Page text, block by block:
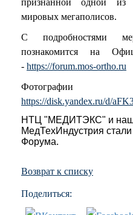
признанной одной из
мировых мегаполисов.
С подробностями
познакомится на
- https://forum.mos-ortho.ru
https://disk.yandex.ru/d/
НТЦ "МЕДИТЭКС" и наш
МедТехИндустрия
Форума.
Возврат к списку
Поделиться: